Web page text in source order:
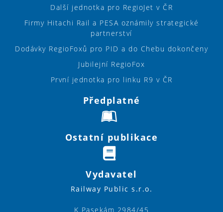
Další jednotka pro RegioJet v ČR
Firmy Hitachi Rail a PESA oznámily strategické
partnerství
Dodávky RegioFoxů pro PID a do Chebu dokončeny
Jubilejní RegioFox
První jednotka pro linku R9 v ČR
Předplatné
Ostatní publikace
Vydavatel
Railway Public s.r.o.
K Pasekám 2984/45